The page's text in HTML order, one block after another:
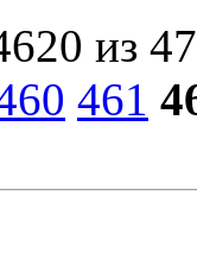
из
461